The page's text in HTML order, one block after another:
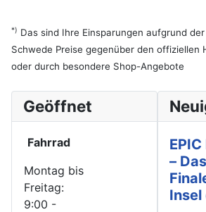
*) Das sind Ihre Einsparungen aufgrund
Schwede Preise gegenüber den offiziellen
oder durch besondere Shop-Angebote
Geöffnet
Fahrrad
Montag bis
Freitag:
9:00 -
–
Insel